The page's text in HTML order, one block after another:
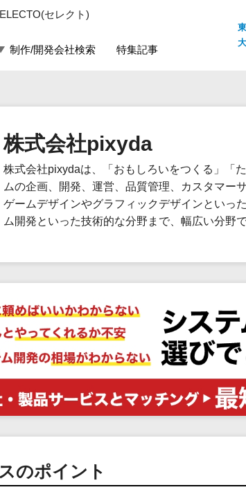
セレクト)
制作/開発会社検索 特集記事
発
作
ング
ング
WEBサービス
人事（労務管理）
人事（採用・評価・教育）
経理・会計・財務
法務・総務
電子証明書サービス
セキュリティ
業務全般
医療・介護業界向け
不動産業界向け
株式会社pixyda
株式会社pixydaは、「おもしろいをつくる」「
ムの企画、開発、運営、品質管理、カスタマー
ゲームデザインやグラフィックデザインといっ
ム開発といった技術的な分野まで、幅広い分野
のポイント